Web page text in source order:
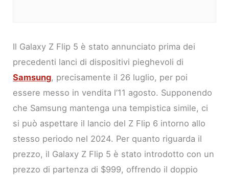
Il Galaxy Z Flip 5 è stato annunciato prima dei
precedenti lanci di dispositivi pieghevoli di
Samsung, precisamente il 26 luglio, per poi
essere messo in vendita l’11 agosto. Supponendo
che Samsung mantenga una tempistica simile, ci
si può aspettare il lancio del Z Flip 6 intorno allo
stesso periodo nel 2024. Per quanto riguarda il
prezzo, il Galaxy Z Flip 5 è stato introdotto con un
prezzo di partenza di $999, offrendo il doppio